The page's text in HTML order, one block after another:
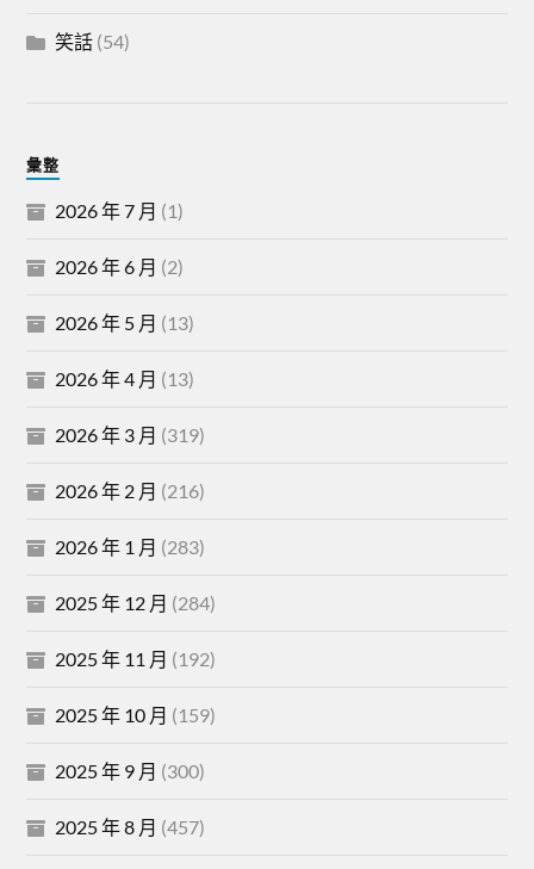
笑話 (54)
彙整
2026 年 7 月 (1)
2026 年 6 月 (2)
2026 年 5 月 (13)
2026 年 4 月 (13)
2026 年 3 月 (319)
2026 年 2 月 (216)
2026 年 1 月 (283)
2025 年 12 月 (284)
2025 年 11 月 (192)
2025 年 10 月 (159)
2025 年 9 月 (300)
2025 年 8 月 (457)